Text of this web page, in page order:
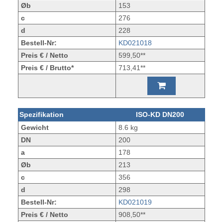
Øb
153
c
276
d
228
Bestell-Nr:
KD021018
Preis € / Netto
599,50**
Preis € / Brutto*
713,41**
Spezifikation
ISO-KD DN200
Gewicht
8.6 kg
DN
200
a
178
Øb
213
c
356
d
298
Bestell-Nr:
KD021019
Preis € / Netto
908,50**